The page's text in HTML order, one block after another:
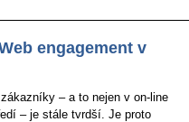
engagement v
– a to nejen v on-line
– je stále tvrdší. Je proto